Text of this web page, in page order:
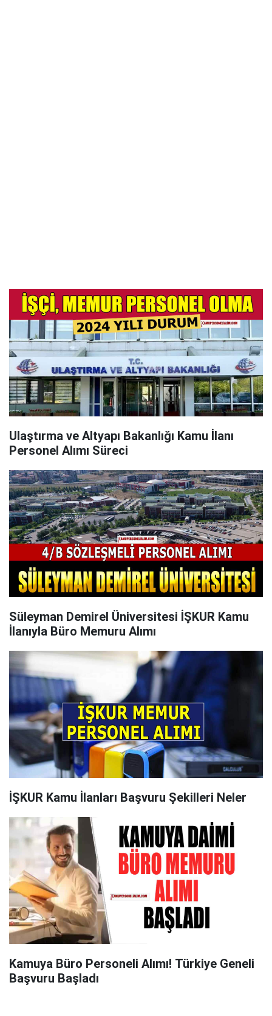
Ulaştırma ve Altyapı Bakanlığı Kamu İlanı
Personel Alımı Süreci
Süleyman Demirel Üniversitesi İŞKUR Kamu
İlanıyla Büro Memuru Alımı
İŞKUR Kamu İlanları Başvuru Şekilleri Neler
Kamuya Büro Personeli Alımı! Türkiye Geneli
Başvuru Başladı